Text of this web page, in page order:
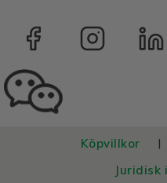
Köpvillkor